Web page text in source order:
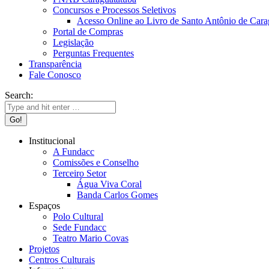
Concursos e Processos Seletivos
Acesso Online ao Livro de Santo Antônio de
Portal de Compras
Legislação
Perguntas Frequentes
Transparência
Fale Conosco
Search:
Institucional
A Fundacc
Comissões e Conselho
Terceiro Setor
Água Viva Coral
Banda Carlos Gomes
Espaços
Polo Cultural
Sede Fundacc
Teatro Mario Covas
Projetos
Centros Culturais